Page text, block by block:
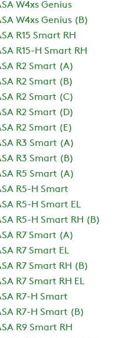
W4xs Genius
W4xs Genius (B)
R15 Smart RH
R15-H Smart RH
R2 Smart (A)
R2 Smart (B)
R2 Smart (C)
R2 Smart (D)
R2 Smart (E)
R3 Smart (A)
R3 Smart (B)
R5 Smart (A)
R5-H Smart
R5-H Smart EL
R5-H Smart RH (B)
R7 Smart (A)
R7 Smart EL
R7 Smart RH (B)
R7 Smart RH EL
R7-H Smart
R7-H Smart (B)
R9 Smart RH